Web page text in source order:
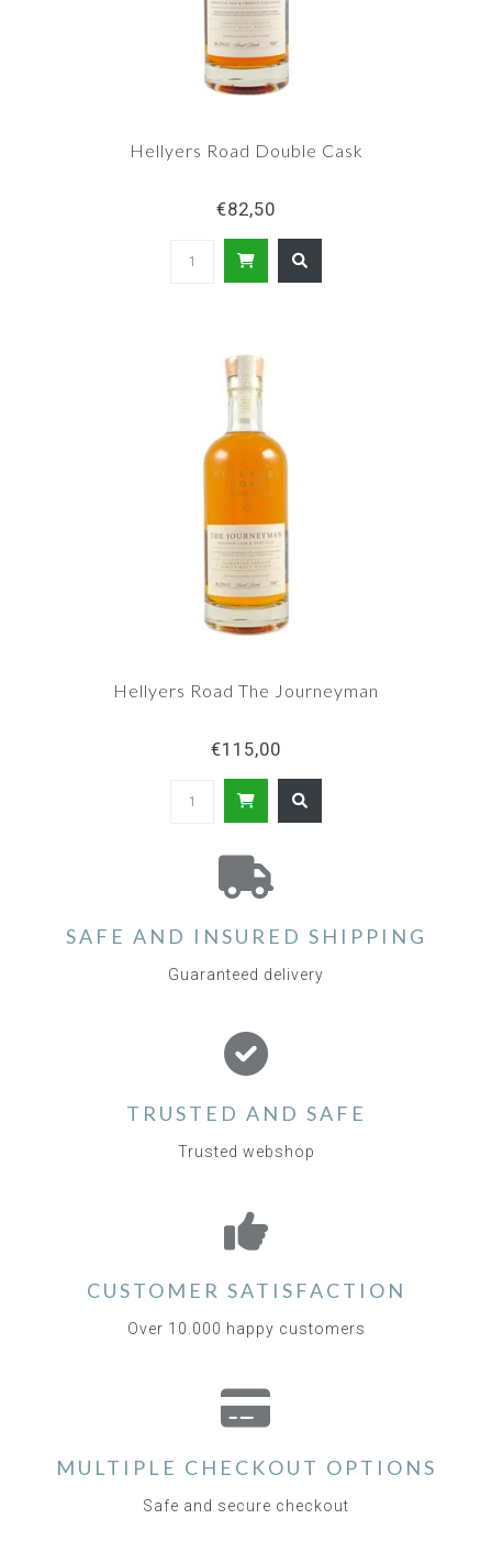
Hellyers Road Double Cask
€82,50
Hellyers Road The Journeyman
€115,00
SAFE AND INSURED SHIPPING
Guaranteed delivery
TRUSTED AND SAFE
Trusted webshop
CUSTOMER SATISFACTION
Over 10.000 happy customers
MULTIPLE CHECKOUT OPTIONS
Safe and secure checkout